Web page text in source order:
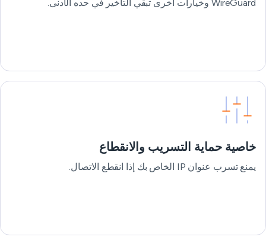
WireGuard وخيارات أخرى تبقي التأخير في حده الأدنى.
خاصية حماية التسريب والانقطاع
يمنع تسرب عنوان IP الخاص بك إذا انقطع الاتصال.